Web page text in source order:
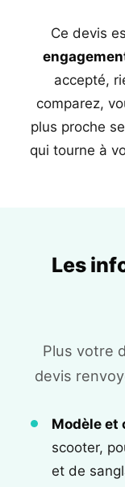
Ce devis
accepté,
comparez,
plus proche
qui tourne à
Les
Plus votre
devis
Modèle et
scooter,
et de